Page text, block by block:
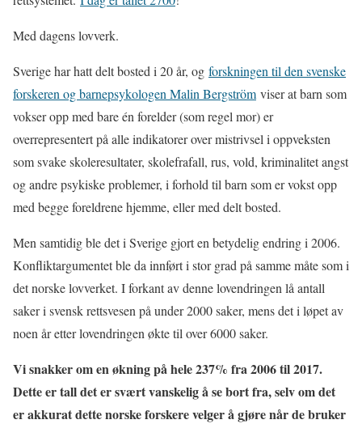
Med dagens lovverk.
Sverige har hatt delt bosted i 20 år, og forskningen til den svenske
forskeren og barnepsykologen Malin Bergström viser at barn som
vokser opp med bare én forelder (som regel mor) er
overrepresentert på alle indikatorer over mistrivsel i oppveksten
som svake skoleresultater, skolefrafall, rus, vold, kriminalitet angst
og andre psykiske problemer, i forhold til barn som er vokst opp
med begge foreldrene hjemme, eller med delt bosted.
Men samtidig ble det i Sverige gjort en betydelig endring i 2006.
Konfliktargumentet ble da innført i stor grad på samme måte som i
det norske lovverket. I forkant av denne lovendringen lå antall
saker i svensk rettsvesen på under 2000 saker, mens det i løpet av
noen år etter lovendringen økte til over 6000 saker.
Vi snakker om en økning på hele 237% fra 2006 til 2017.
Dette er tall det er svært vanskelig å se bort fra, selv om det
er akkurat dette norske forskere velger å gjøre når de bruker